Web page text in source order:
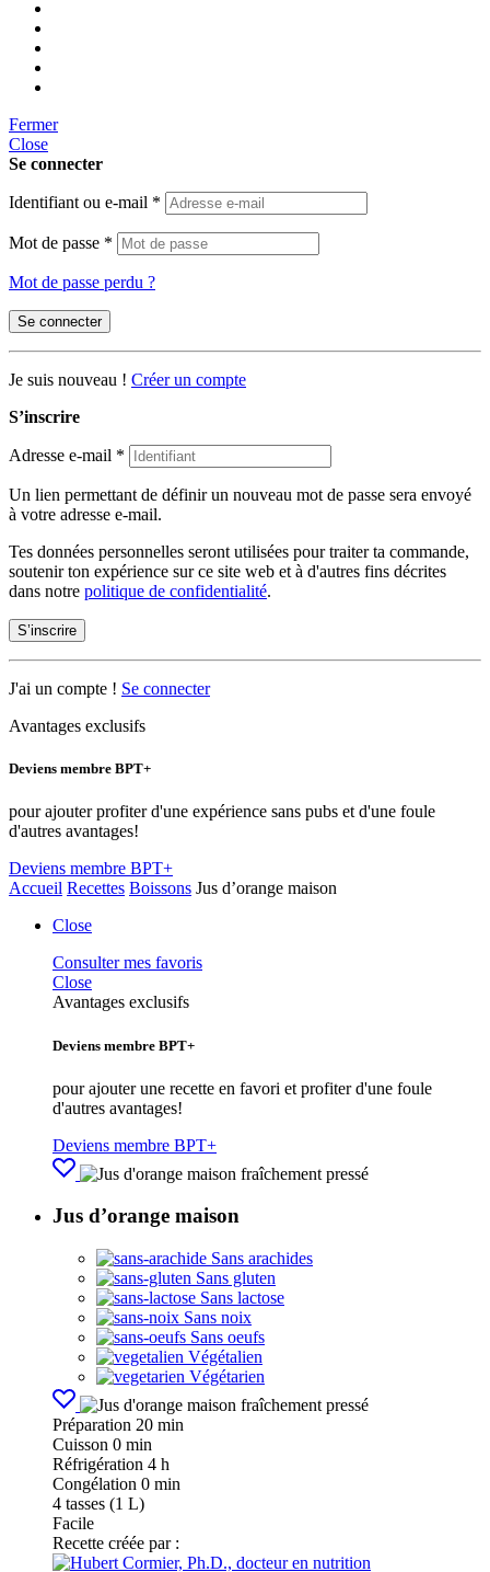
Fermer
Close
Se connecter
Identifiant ou e-mail *
Mot de passe *
Mot de passe perdu ?
Se connecter
Je suis nouveau ! Créer un compte
S’inscrire
Adresse e-mail *
Un lien permettant de définir un nouveau mot de passe sera envoyé
à votre adresse e-mail.
Tes données personnelles seront utilisées pour traiter ta commande,
soutenir ton expérience sur ce site web et à d'autres fins décrites
dans notre politique de confidentialité.
S’inscrire
J'ai un compte ! Se connecter
Avantages exclusifs
Deviens membre BPT+
pour ajouter profiter d'une expérience sans pubs et d'une foule
d'autres avantages!
Deviens membre BPT+
Accueil Recettes Boissons Jus d’orange maison
Close
Consulter mes favoris
Close
Avantages exclusifs
Deviens membre BPT+
pour ajouter une recette en favori et profiter d'une foule
d'autres avantages!
Deviens membre BPT+
Jus d’orange maison
Sans arachides
Sans gluten
Sans lactose
Sans noix
Sans oeufs
Végétalien
Végétarien
Préparation 20 min
Cuisson 0 min
Réfrigération 4 h
Congélation 0 min
4 tasses (1 L)
Facile
Recette créée par :